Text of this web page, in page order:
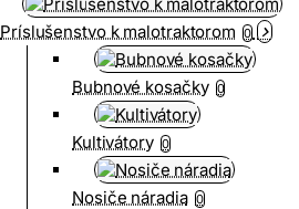
Príslušenstvo k malotraktorom 0
Bubnové kosačky 0
Kultivátory 0
Nosiče náradia 0